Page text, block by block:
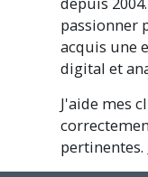
passionner
acquis une
digital et
J'aide mes
pertinentes.